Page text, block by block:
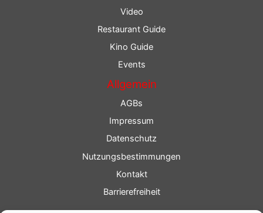
Video
Restaurant Guide
Kino Guide
Events
Allgemein
AGBs
Impressum
Datenschutz
Nutzungsbestimmungen
Kontakt
Barrierefreiheit